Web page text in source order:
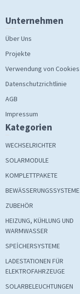
Unternehmen
Über Uns
Projekte
Verwendung von Cookies
Datenschutzrichtlinie
AGB
Impressum
Kategorien
WECHSELRICHTER
SOLARMODULE
KOMPLETTPAKETE
BEWÄSSERUNGSSYSTEME
ZUBEHÖR
HEIZUNG, KÜHLUNG UND
WARMWASSER
SPEİCHERSYSTEME
LADESTATIONEN FÜR
ELEKTROFAHRZEUGE
SOLARBELEUCHTUNGEN